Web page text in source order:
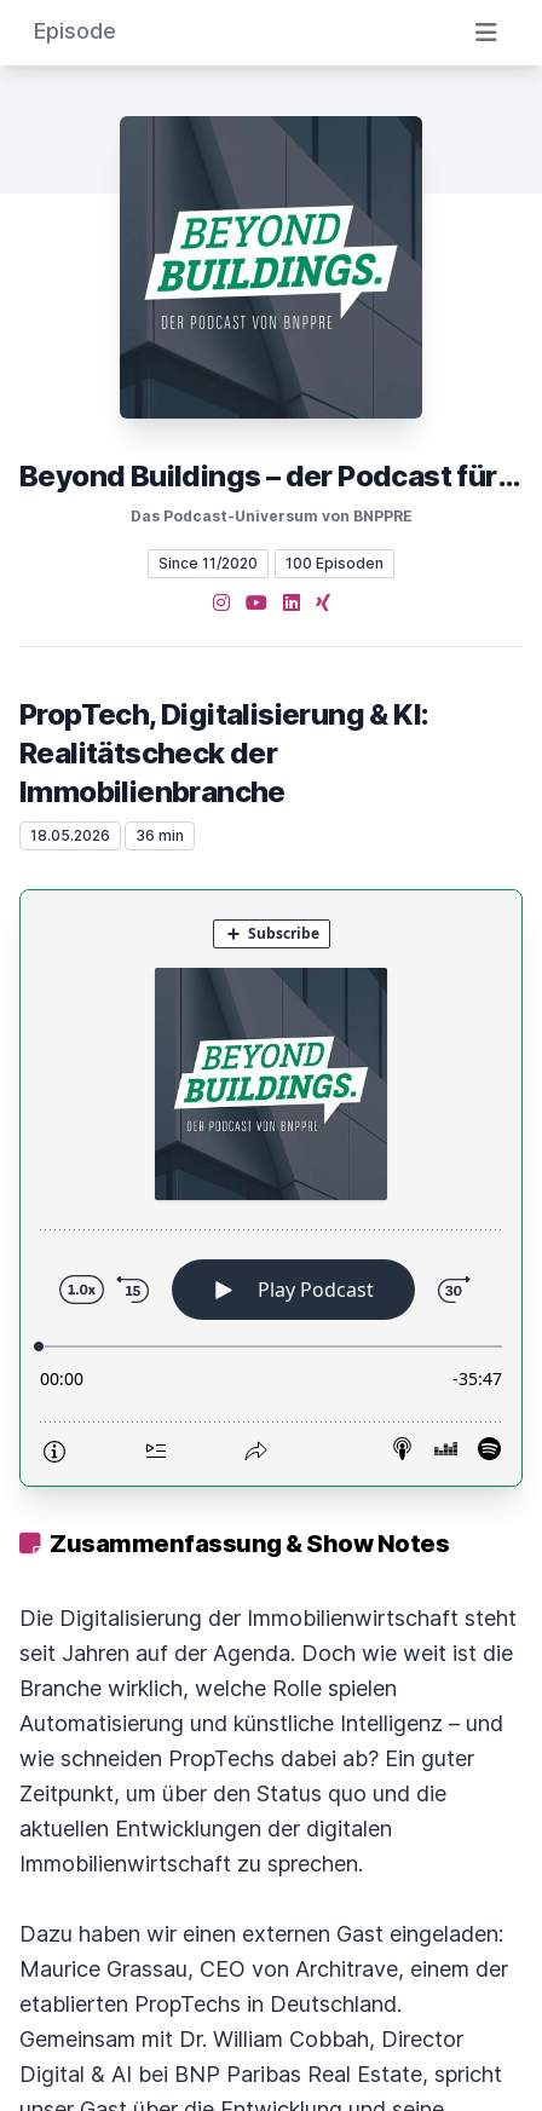
Episode
Beyond Buildings – der Podcast für die Immobilienwelt im Wandel
Das Podcast-Universum von BNPPRE
Since 11/2020 100 Episoden
Instagram
YouTube
LinkedIn
XING
PropTech, Digitalisierung & KI:
Realitätscheck der
Immobilienbranche
18.05.2026 36 min
Zusammenfassung & Show Notes
Die Digitalisierung der Immobilienwirtschaft steht
seit Jahren auf der Agenda. Doch wie weit ist die
Branche wirklich, welche Rolle spielen
Automatisierung und künstliche Intelligenz – und
wie schneiden PropTechs dabei ab? Ein guter
Zeitpunkt, um über den Status quo und die
aktuellen Entwicklungen der digitalen
Immobilienwirtschaft zu sprechen.
Dazu haben wir einen externen Gast eingeladen:
Maurice Grassau, CEO von Architrave, einem der
etablierten PropTechs in Deutschland.
Gemeinsam mit Dr. William Cobbah, Director
Digital & AI bei BNP Paribas Real Estate, spricht